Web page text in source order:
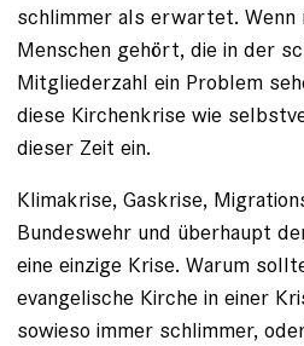
schlimmer als erwartet. Wenn
Menschen gehört, die in der
Mitgliederzahl ein Problem
diese Kirchenkrise wie
dieser Zeit ein.
Klimakrise, Gaskrise,
Bundeswehr und überhaupt
eine einzige Krise. Warum
evangelische Kirche in einer
sowieso immer schlimmer,